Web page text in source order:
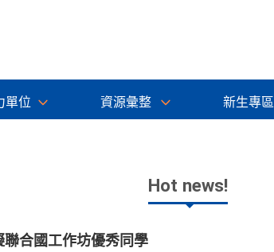
單位 資源彙整 新生專區
Hot news!
合國工作坊優秀同學